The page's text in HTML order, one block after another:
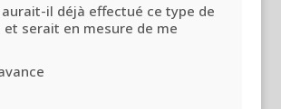
aurait-il déjà effectué ce type de
serait en mesure de me